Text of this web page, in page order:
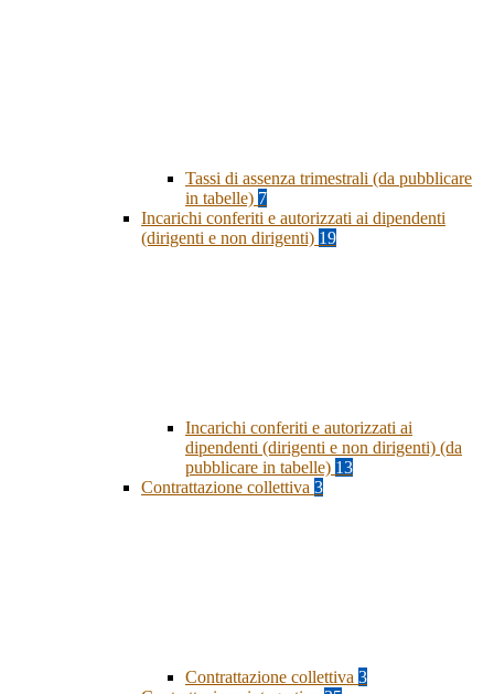
Tassi di assenza trimestrali (da pubblicare
in tabelle) 7
Incarichi conferiti e autorizzati ai dipendenti
(dirigenti e non dirigenti) 19
Incarichi conferiti e autorizzati ai
dipendenti (dirigenti e non dirigenti) (da
pubblicare in tabelle) 13
Contrattazione collettiva 3
Contrattazione collettiva 3